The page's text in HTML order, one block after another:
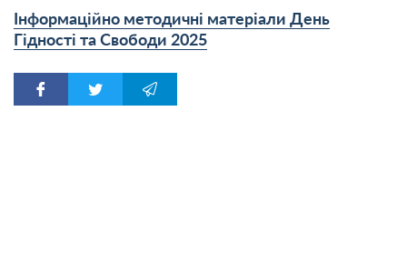
Інформаційно методичні матеріали День
Гідності та Свободи 2025